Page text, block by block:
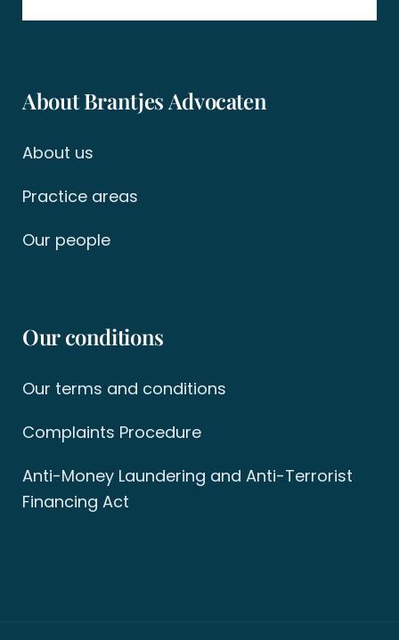
About Brantjes Advocaten
About us
Practice areas
Our people
Our conditions
Our terms and conditions
Complaints Procedure
Anti-Money Laundering and Anti-Terrorist
Financing Act